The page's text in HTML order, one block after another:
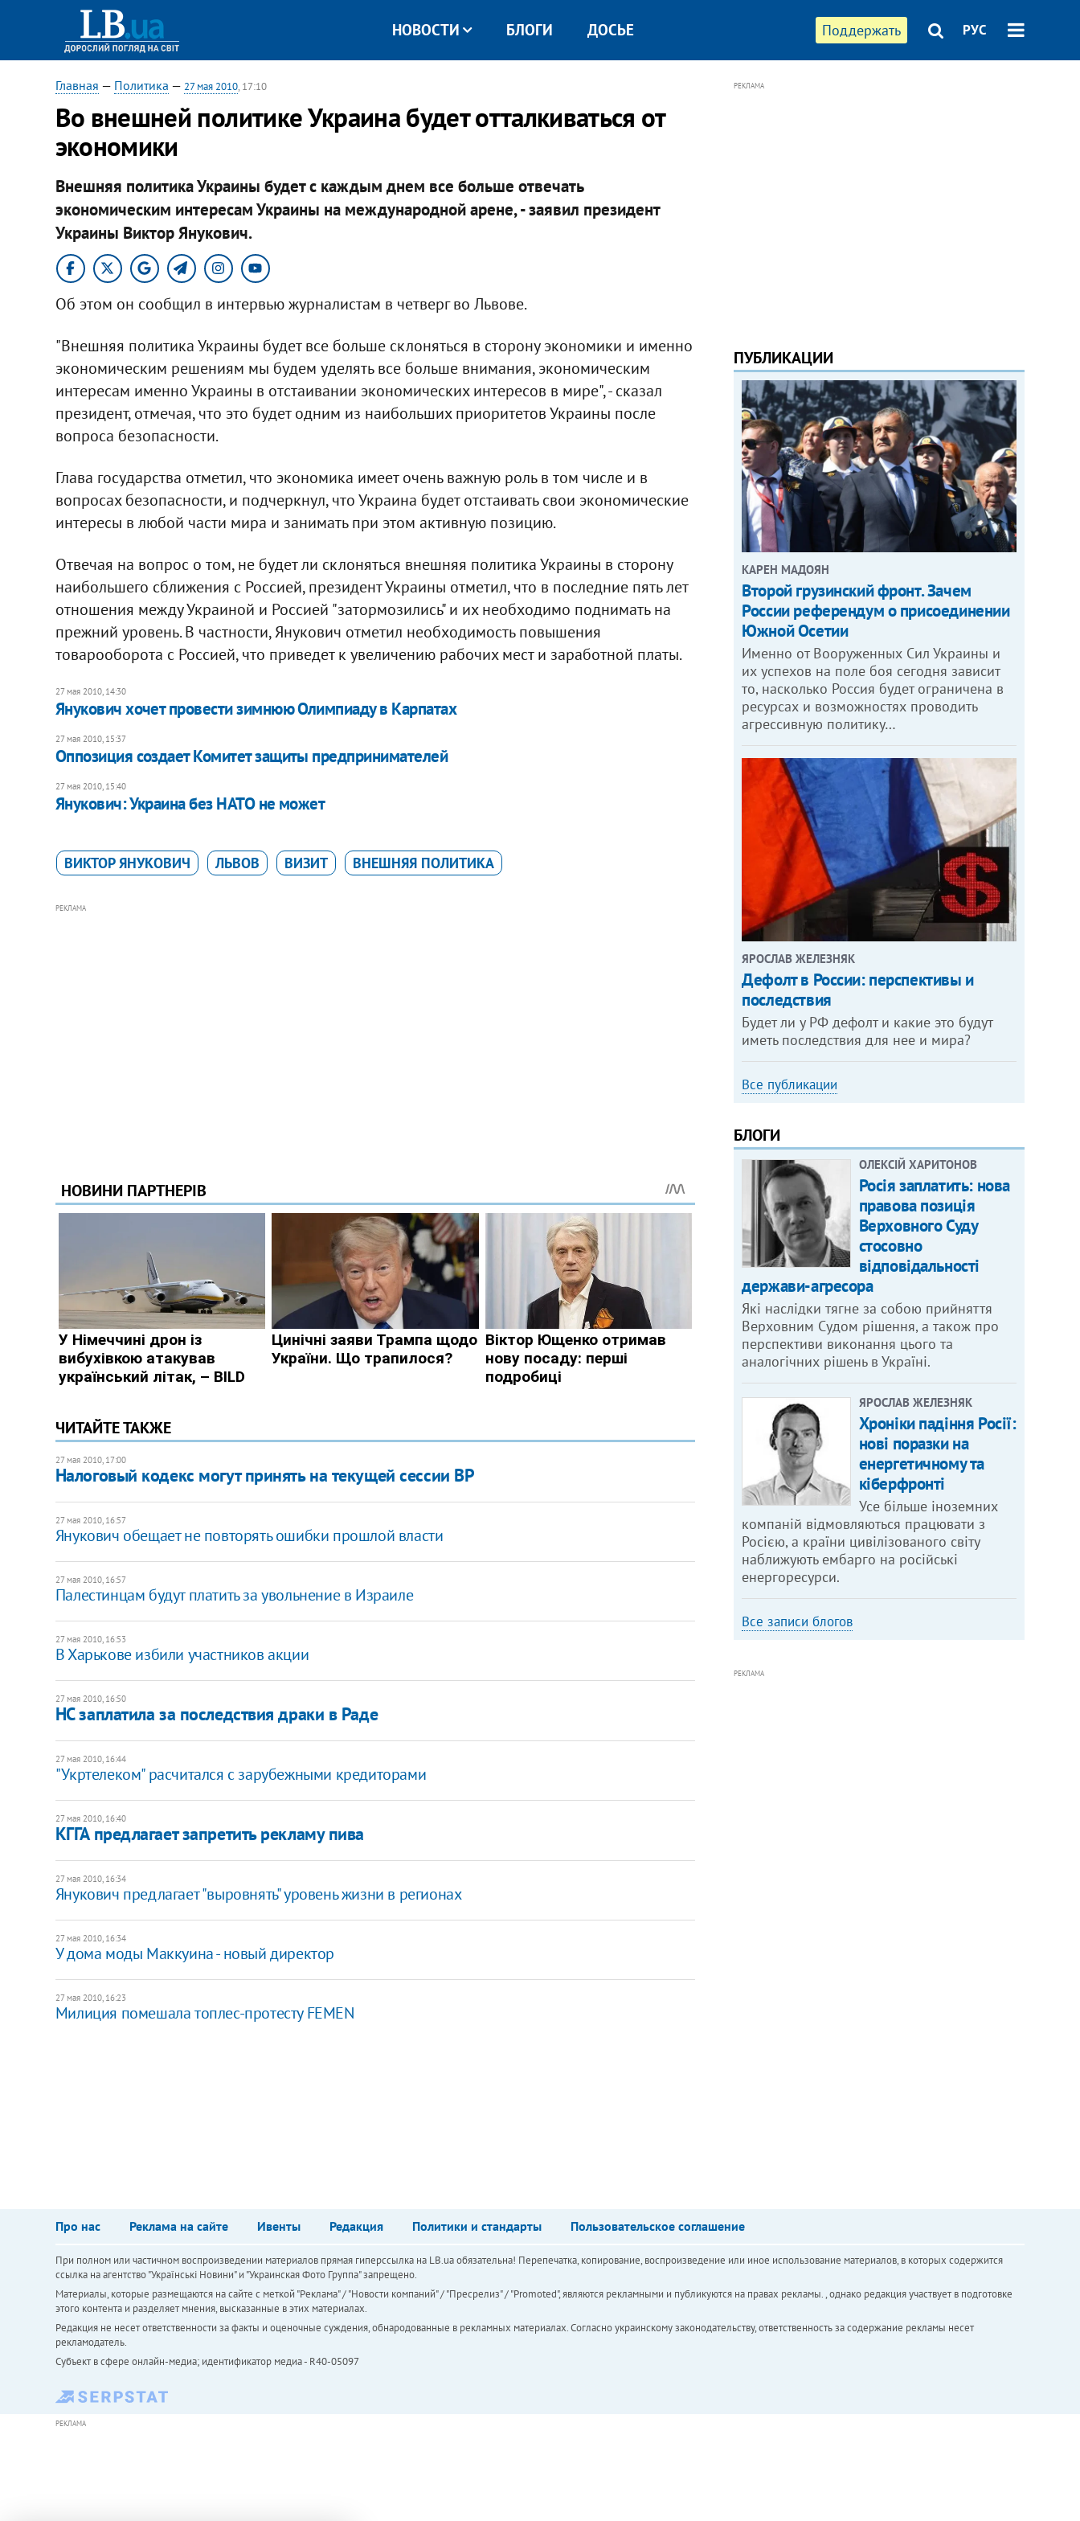
Поддержать РУС
НОВОСТИ БЛОГИ ДОСЬЕ
Главная — Политика — 27 мая 2010, 17:10
Во внешней политике Украина будет отталкиваться от
экономики
Внешняя политика Украины будет с каждым днем все больше отвечать
экономическим интересам Украины на международной арене, - заявил президент
Украины Виктор Янукович.
Об этом он сообщил в интервью журналистам в четверг во Львове.
"Внешняя политика Украины будет все больше склоняться в сторону экономики и именно
экономическим решениям мы будем уделять все больше внимания, экономическим
интересам именно Украины в отстаивании экономических интересов в мире", - сказал
президент, отмечая, что это будет одним из наибольших приоритетов Украины после
вопроса безопасности.
Глава государства отметил, что экономика имеет очень важную роль в том числе и в
вопросах безопасности, и подчеркнул, что Украина будет отстаивать свои экономические
интересы в любой части мира и занимать при этом активную позицию.
Отвечая на вопрос о том, не будет ли склоняться внешняя политика Украины в сторону
наибольшего сближения с Россией, президент Украины отметил, что в последние пять лет
отношения между Украиной и Россией "затормозились" и их необходимо поднимать на
прежний уровень. В частности, Янукович отметил необходимость повышения
товарооборота с Россией, что приведет к увеличению рабочих мест и заработной платы.
27 мая 2010, 14:30
Янукович хочет провести зимнюю Олимпиаду в Карпатах
27 мая 2010, 15:37
Оппозиция создает Комитет защиты предпринимателей
27 мая 2010, 15:40
Янукович: Украина без НАТО не может
ВИКТОР ЯНУКОВИЧ ЛЬВОВ ВИЗИТ ВНЕШНЯЯ ПОЛИТИКА
РЕКЛАМА
ЧИТАЙТЕ ТАКЖЕ
27 мая 2010, 17:00
Налоговый кодекс могут принять на текущей сессии ВР
27 мая 2010, 16:57
Янукович обещает не повторять ошибки прошлой власти
27 мая 2010, 16:57
Палестинцам будут платить за увольнение в Израиле
27 мая 2010, 16:53
В Харькове избили участников акции
27 мая 2010, 16:50
НС заплатила за последствия драки в Раде
27 мая 2010, 16:44
"Укртелеком" расчитался с зарубежными кредиторами
27 мая 2010, 16:40
КГГА предлагает запретить рекламу пива
27 мая 2010, 16:34
Янукович предлагает "выровнять" уровень жизни в регионах
27 мая 2010, 16:34
У дома моды Маккуина - новый директор
27 мая 2010, 16:23
Милиция помешала топлес-протесту FEMEN
РЕКЛАМА
ПУБЛИКАЦИИ
КАРЕН МАДОЯН
Второй грузинский фронт. Зачем
России референдум о присоединении
Южной Осетии
Именно от Вооруженных Сил Украины и
их успехов на поле боя сегодня зависит
то, насколько Россия будет ограничена в
ресурсах и возможностях проводить
агрессивную политику…
ЯРОСЛАВ ЖЕЛЕЗНЯК
Дефолт в России: перспективы и
последствия
Будет ли у РФ дефолт и какие это будут
иметь последствия для нее и мира?
Все публикации
БЛОГИ
ОЛЕКСІЙ ХАРИТОНОВ
Росія заплатить: нова
правова позиція
Верховного Суду
стосовно
відповідальності
держави-агресора
Які наслідки тягне за собою прийняття
Верховним Судом рішення, а також про
перспективи виконання цього та
аналогічних рішень в Україні.
ЯРОСЛАВ ЖЕЛЕЗНЯК
Хроніки падіння Росії:
нові поразки на
енергетичному та
кіберфронті
Усе більше іноземних
компаній відмовляються працювати з
Росією, а країни цивілізованого світу
наближують ембарго на російські
енергоресурси.
Все записи блогов
РЕКЛАМА
Про нас Реклама на сайте Ивенты Редакция Политики и стандарты Пользовательское соглашение
При полном или частичном воспроизведении материалов прямая гиперссылка на LB.ua обязательна! Перепечатка, копирование, воспроизведение или иное использование материалов, в которых содержится
ссылка на агентство "Українськi Новини" и "Украинская Фото Группа" запрещено.
Материалы, которые размещаются на сайте с меткой "Реклама" / "Новости компаний" / "Пресрелиз" / "Promoted", являются рекламными и публикуются на правах рекламы. , однако редакция участвует в подготовке
этого контента и разделяет мнения, высказанные в этих материалах.
Редакция не несет ответственности за факты и оценочные суждения, обнародованные в рекламных материалах. Согласно украинскому законодательству, ответственность за содержание рекламы несет
рекламодатель.
Субъект в сфере онлайн-медиа; идентификатор медиа - R40-05097
РЕКЛАМА